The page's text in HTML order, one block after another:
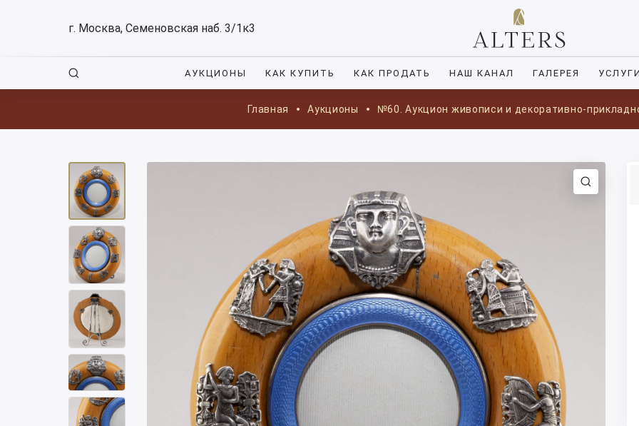
г. Москва, Семеновская наб. 3/1к3
АУКЦИОНЫ КАК КУПИТЬ КАК ПРОДАТЬ НАШ КАНАЛ ГАЛЕРЕЯ
Главная Аукционы №60. Аукцион живописи и декоративно-